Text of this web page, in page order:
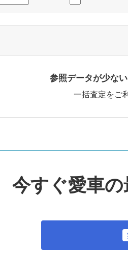
参照データが少な
一括査定をご
今すぐ愛車